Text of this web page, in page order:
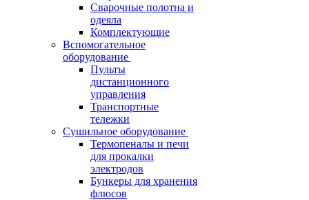
Сварочные полотна и
одеяла
Комплектующие
Вспомогательное
оборудование
Пульты
дистанционного
управления
Транспортные
тележки
Сушильное оборудование
Термопеналы и печи
для прокалки
электродов
Бункеры для хранения
флюсов